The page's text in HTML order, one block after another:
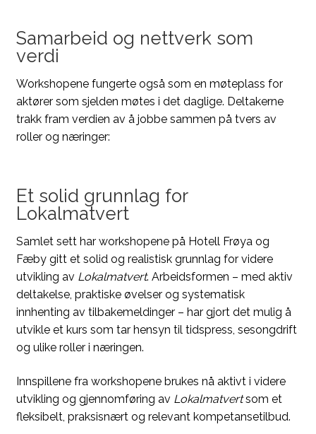
Samarbeid og nettverk som
verdi
Workshopene fungerte også som en møteplass for
aktører som sjelden møtes i det daglige. Deltakerne
trakk fram verdien av å jobbe sammen på tvers av
roller og næringer:
Et solid grunnlag for
Lokalmatvert
Samlet sett har workshopene på Hotell Frøya og
Fæby gitt et solid og realistisk grunnlag for videre
utvikling av Lokalmatvert. Arbeidsformen – med aktiv
deltakelse, praktiske øvelser og systematisk
innhenting av tilbakemeldinger – har gjort det mulig å
utvikle et kurs som tar hensyn til tidspress, sesongdrift
og ulike roller i næringen.
Innspillene fra workshopene brukes nå aktivt i videre
utvikling og gjennomføring av Lokalmatvertsom et
fleksibelt, praksisnært og relevant kompetansetilbud.